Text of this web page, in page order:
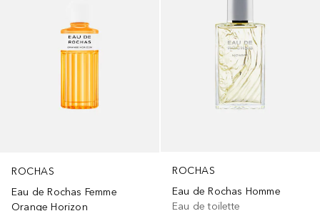
ROCHAS
Eau de Rochas Femme
Orange Horizon
ROCHAS
Eau de Rochas Homme
Eau de toilette